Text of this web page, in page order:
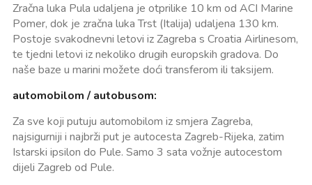
Zračna luka Pula udaljena je otprilike 10 km od ACI Marine
Pomer, dok je zračna luka Trst (Italija) udaljena 130 km.
Postoje svakodnevni letovi iz Zagreba s Croatia Airlinesom,
te tjedni letovi iz nekoliko drugih europskih gradova. Do
naše baze u marini možete doći transferom ili taksijem.
automobilom / autobusom:
Za sve koji putuju automobilom iz smjera Zagreba,
najsigurniji i najbrži put je autocesta Zagreb-Rijeka, zatim
Istarski ipsilon do Pule. Samo 3 sata vožnje autocestom
dijeli Zagreb od Pule.